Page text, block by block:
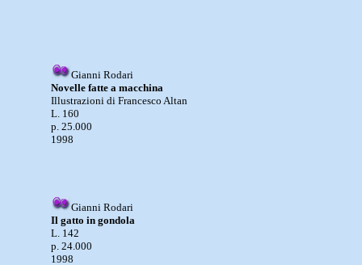
Gianni Rodari
Novelle fatte a macchina
Illustrazioni di Francesco Altan
L. 160
p. 25.000
1998
Gianni Rodari
Il gatto in gondola
L. 142
p. 24.000
1998